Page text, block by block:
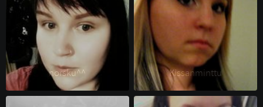
norsku^^ Kissanminttu